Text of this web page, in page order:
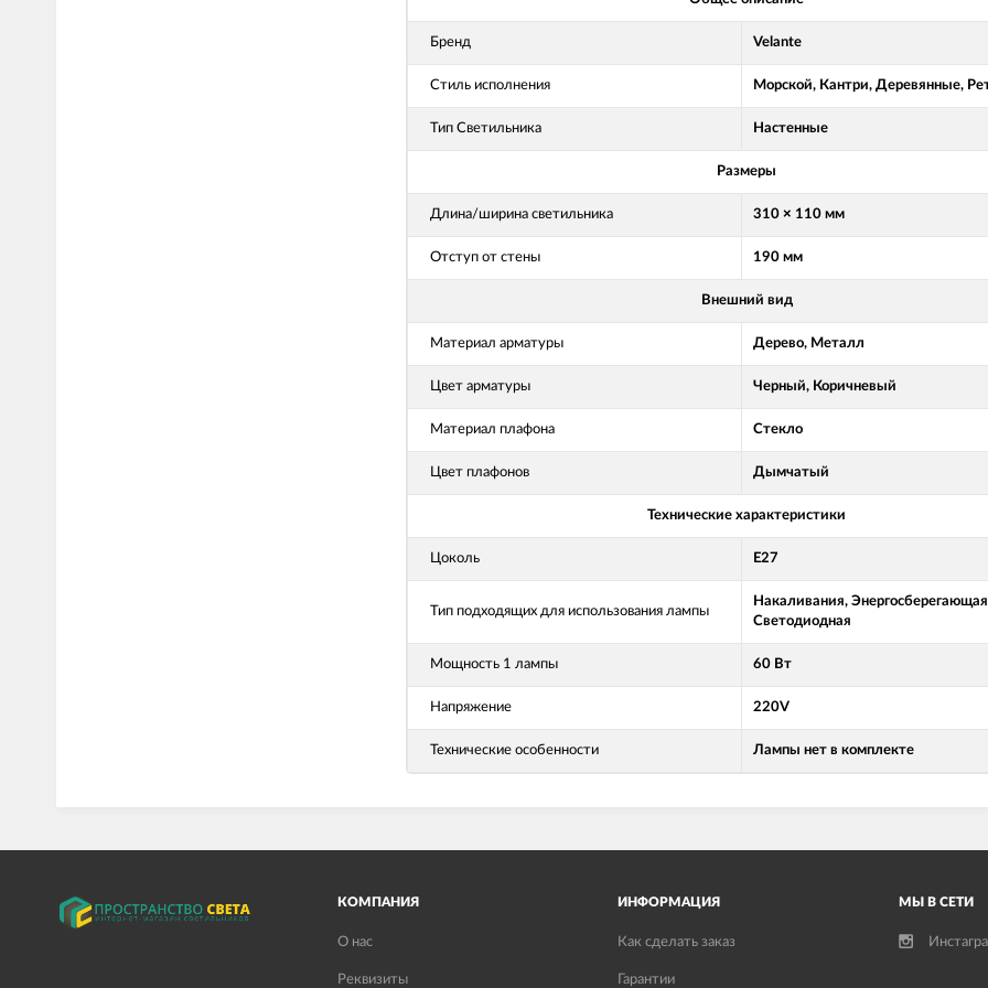
Бренд Velante
Стиль исполнения Морской, Кантри, Деревянные,
Тип Светильника Настенные
Размеры
Длина/ширина светильника 310 × 110 мм
Отступ от стены 190 мм
Внешний вид
Материал арматуры Дерево, Металл
Цвет арматуры Черный, Коричневый
Материал плафона Стекло
Цвет плафонов Дымчатый
Технические характеристики
Цоколь E27
Тип подходящих для использования лампы
Накаливания,
Светодиодная
Мощность 1 лампы 60 Вт
Напряжение 220V
Технические особенности Лампы нет в комплекте
КОМПАНИЯ
О нас
Реквизиты
ИНФОРМАЦИЯ
Как сделать заказ
Гарантии
МЫ В СЕТИ